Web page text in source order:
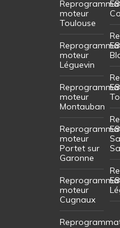
moteur
Toulouse
moteur
Léguevin
moteur
Montauban
moteur
Portet sur
Garonne
moteur
Cugnaux